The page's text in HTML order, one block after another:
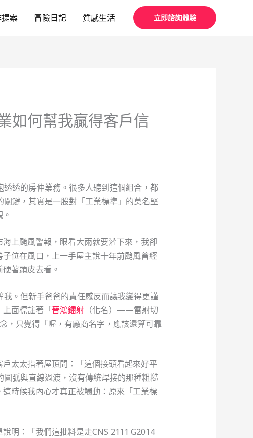
案 冒險日記 質感生活 立即諮詢體驗
如何幫我贏得客戶信
透的房仲業務。很多人聽到這個組合，都
鍵，其實是一股對「工業標準」的莫名堅
上颱風警報，眼看大雨就要灌下來，我卻
位在風口，上一手屋主說十年前颱風曾經
著頭皮去看。
。但新手爸爸的責任感反而讓我變得更謹
面標註著「晉鴻鐳射（化名）——雷射切
，只覺得「喔，有廠商名字，應該還算可靠
太太指著屋頂問：「這個接頭看起來好平
弧與直線過渡，沒有傳統焊接的那種粗糙
時候我內心才真正被觸動：原來「工業標
明：「我們這批料是走CNS 2111 G2014